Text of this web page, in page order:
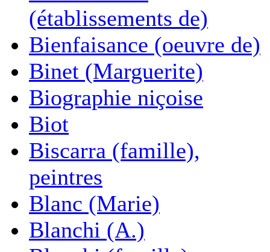
(établissements de)
Bienfaisance (oeuvre de)
Binet (Marguerite)
Biographie niçoise
Biot
Biscarra (famille),
peintres
Blanc (Marie)
Blanchi (A.)